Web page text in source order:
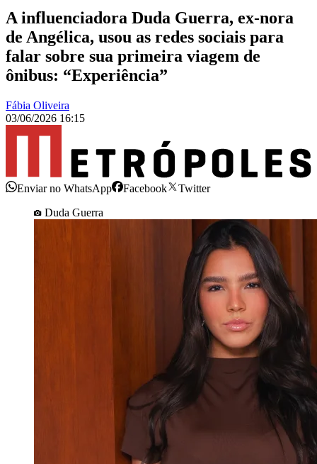
A influenciadora Duda Guerra, ex-nora
de Angélica, usou as redes sociais para
falar sobre sua primeira viagem de
ônibus: “Experiência”
Fábia Oliveira
03/06/2026 16:15
Enviar no WhatsApp Facebook
Twitter
Duda Guerra